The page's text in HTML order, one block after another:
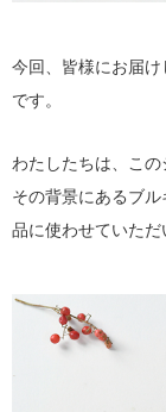
今回、皆様にお届
です。
わたしたちは、この
その背景にあるブ
品に使わせていただ